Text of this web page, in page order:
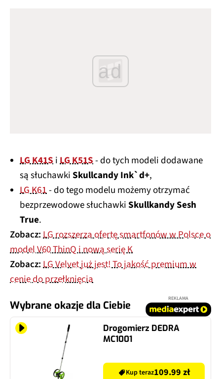
ad
LG K41SiLG K51S- do tych modeli dodawane
są słuchawkiSkullcandy Ink`d+,
LG K61- do tego modelu możemy otrzymać
bezprzewodowe słuchawkiSkullkandy Sesh
True.
Zobacz:LG rozszerza ofertę smartfonów w Polsce o
model V60 ThinQ i nową serię K
Zobacz:LG Velvet już jest! To jakość premium w
cenie do przełknięcia
Wybrane okazje dla Ciebie
REKLAMA
Drogomierz DEDRA
MC1001
Kup teraz109.99 zł